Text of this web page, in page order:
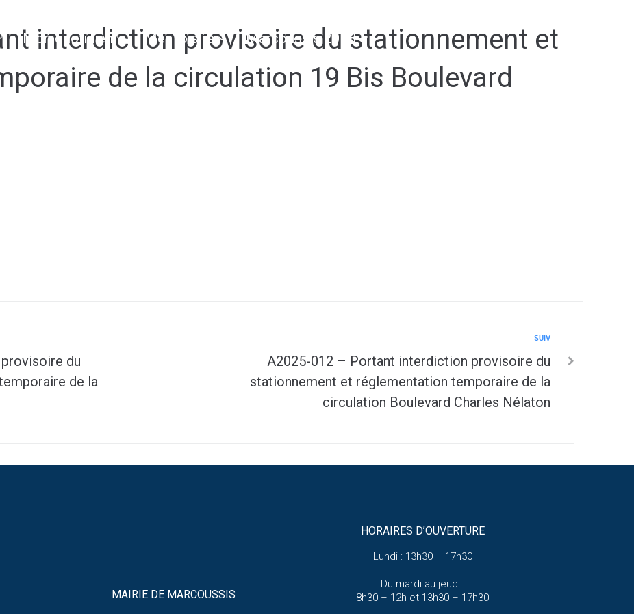
Mon quotidien Mes loisirs Marcoussis 2038
interdiction provisoire du stationnement et
de la circulation 19 Bis Boulevard
du
de la
SUIV
A2025-012 – Portant interdiction provisoire du
stationnement et réglementation temporaire de la
circulation Boulevard Charles Nélaton
MAIRIE DE MARCOUSSIS
HORAIRES D’OUVERTURE
Lundi : 13h30 – 17h30
Du mardi au jeudi :
8h30 – 12h et 13h30 – 17h30